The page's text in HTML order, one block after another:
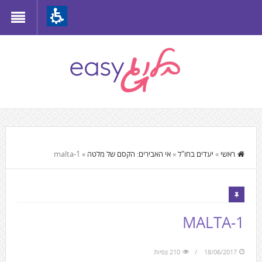
to
move
to
the
main
Content
התוכן
המרכזי,
You
can
press
Enter
to
skip
ראשי » יעדים בחו"ל»אי האבירים: הקסם של מלטה »
malta-1
MALTA-1
18/06/2017 210 צפיות